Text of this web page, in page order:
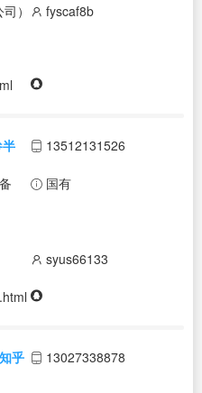
） fyscaf8b
13512131526
国有
syus66133
乎
13027338878